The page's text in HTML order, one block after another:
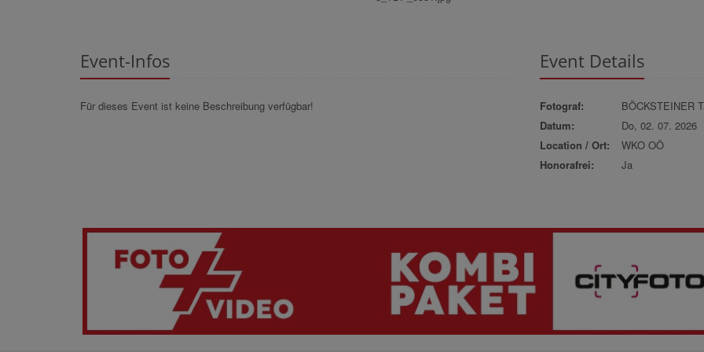
Event-Infos
Für dieses Event ist keine Beschreibung verfügbar!
Event Details
Fotograf:
BÖCKSTEINER
Datum:
Do, 02. 07. 2026
Location / Ort:
WKO OÖ
Honorafrei:
Ja